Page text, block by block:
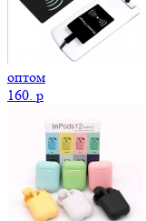
оптом
160. p